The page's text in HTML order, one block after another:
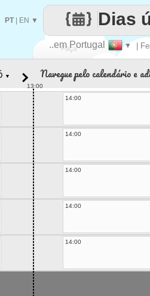
Faça
..em Portugal ▼ |
Dias
PT| EN ▼
▼ Navegue pelo calendário e
13:00
14:00
14:00
14:00
14:00
14:00